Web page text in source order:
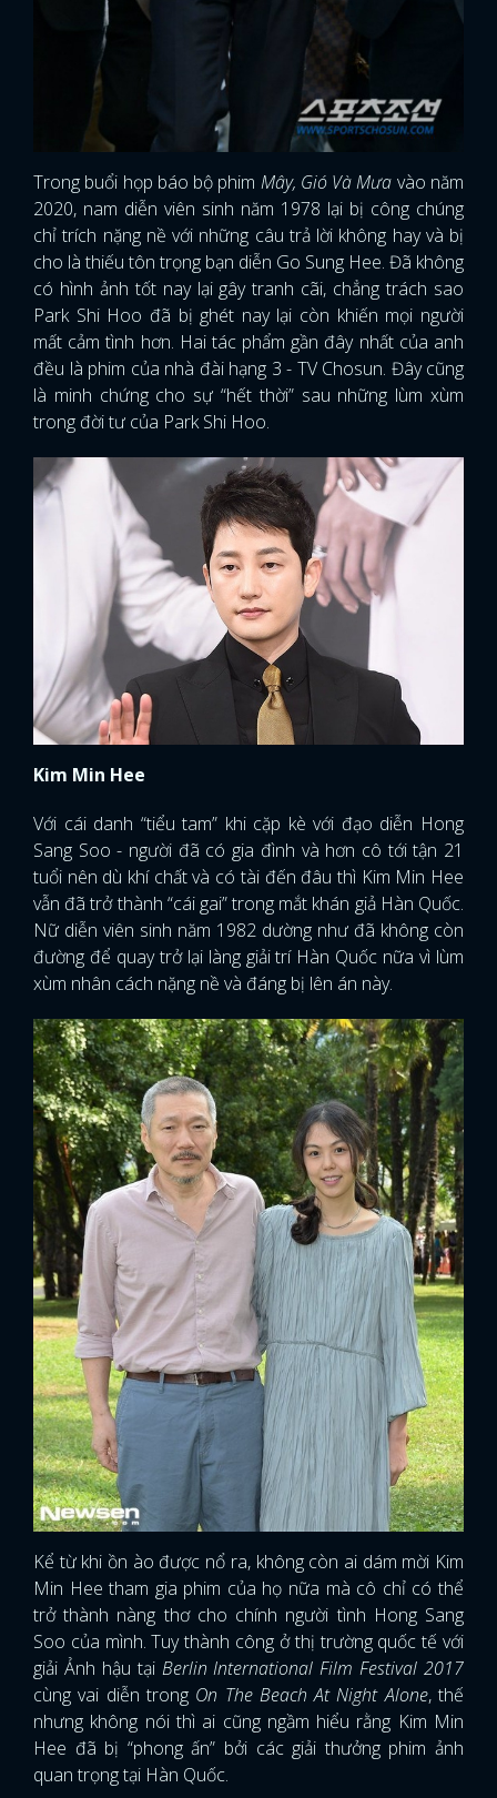
Trong buổi họp báo bộ phim Mây, Gió Và Mưa vào năm
2020, nam diễn viên sinh năm 1978 lại bị công chúng
chỉ trích nặng nề với những câu trả lời không hay và bị
cho là thiếu tôn trọng bạn diễn Go Sung Hee. Đã không
có hình ảnh tốt nay lại gây tranh cãi, chẳng trách sao
Park Shi Hoo đã bị ghét nay lại còn khiến mọi người
mất cảm tình hơn. Hai tác phẩm gần đây nhất của anh
đều là phim của nhà đài hạng 3 - TV Chosun. Đây cũng
là minh chứng cho sự “hết thời” sau những lùm xùm
trong đời tư của Park Shi Hoo.
Kim Min Hee
Với cái danh “tiểu tam” khi cặp kè với đạo diễn Hong
Sang Soo - người đã có gia đình và hơn cô tới tận 21
tuổi nên dù khí chất và có tài đến đâu thì Kim Min Hee
vẫn đã trở thành “cái gai” trong mắt khán giả Hàn Quốc.
Nữ diễn viên sinh năm 1982 dường như đã không còn
đường để quay trở lại làng giải trí Hàn Quốc nữa vì lùm
xùm nhân cách nặng nề và đáng bị lên án này.
Kể từ khi ồn ào được nổ ra, không còn ai dám mời Kim
Min Hee tham gia phim của họ nữa mà cô chỉ có thể
trở thành nàng thơ cho chính người tình Hong Sang
Soo của mình. Tuy thành công ở thị trường quốc tế với
giải Ảnh hậu tại Berlin International Film Festival 2017
cùng vai diễn trong On The Beach At Night Alone, thế
nhưng không nói thì ai cũng ngầm hiểu rằng Kim Min
Hee đã bị “phong ấn” bởi các giải thưởng phim ảnh
quan trọng tại Hàn Quốc.